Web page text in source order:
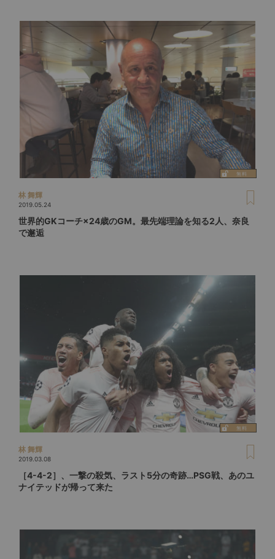
林 舞輝
2019.05.24
世界的GKコーチ×24歳のGM。最先端理論を知る2人、奈良
で邂逅
林 舞輝
2019.03.08
［4-4-2］、一撃の殺気、ラスト5分の奇跡…PSG戦、あのユ
ナイテッドが帰って来た